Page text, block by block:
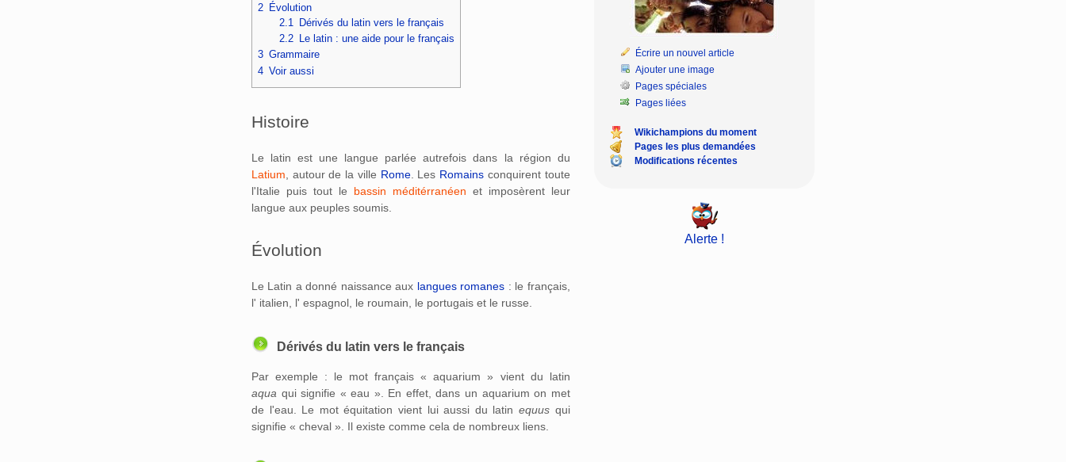
2 Évolution
2.1
Dérivés du latin vers le français
2.2
Le latin : une aide pour le français
3 Grammaire
4 Voir aussi
Histoire
Le latin est une langue parlée autrefois dans la région du
Latium , autour de la ville Rome. Les Romains conquirent toute
l'Italie puis tout le bassin méditérranéen et imposèrent leur
langue aux peuples soumis.
Évolution
Le Latin a donné naissance aux langues romanes : le français,
l' italien, l' espagnol, le roumain, le portugais et le russe.
Dérivés du latin vers le français
Par exemple : le mot français « aquarium » vient du latin
aqua qui signifie « eau ». En effet, dans un aquarium on met
de l'eau. Le mot équitation vient lui aussi du latinequus qui
signifie « cheval ». Il existe comme cela de nombreux liens.
Écrire un nouvel article
Ajouter une image
Pages spéciales
Pages liées
Wikichampions du moment
Pages les plus demandées
Modifications récentes
Alerte !